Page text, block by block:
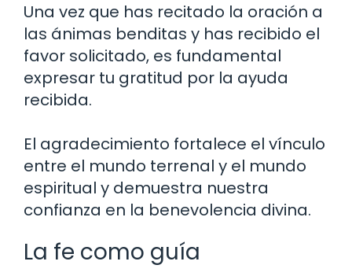
Una vez que has recitado la oración a
las ánimas benditas y has recibido el
favor solicitado, es fundamental
expresar tu gratitud por la ayuda
recibida.
El agradecimiento fortalece el vínculo
entre el mundo terrenal y el mundo
espiritual y demuestra nuestra
confianza en la benevolencia divina.
La fe como guía